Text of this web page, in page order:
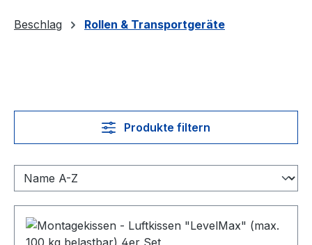
Beschlag Rollen & Transportgeräte
Produkte filtern